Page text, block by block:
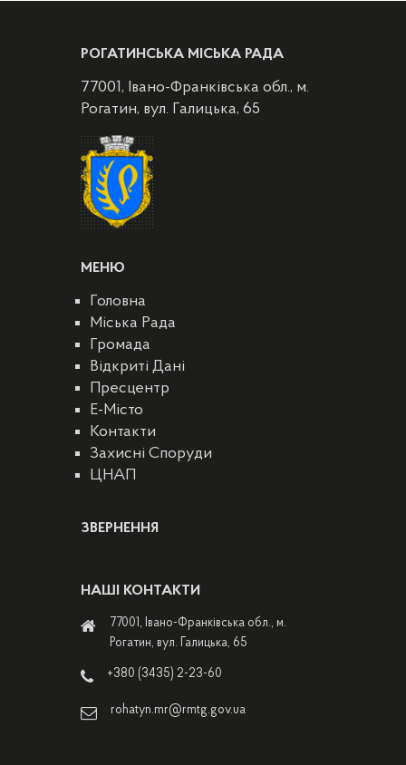
РОГАТИНСЬКА МІСЬКА РАДА
77001, Івано-Франківська обл., м.
Рогатин, вул. Галицька, 65
МЕНЮ
Головна
Міська Рада
Громада
Відкриті Дані
Пресцентр
E-Місто
Контакти
Захисні Споруди
ЦНАП
ЗВЕРНЕННЯ
НАШІ КОНТАКТИ
77001, Івано-Франківська обл., м.
Рогатин, вул. Галицька, 65
+380 (3435) 2-23-60
rohatyn.mr@rmtg.gov.ua